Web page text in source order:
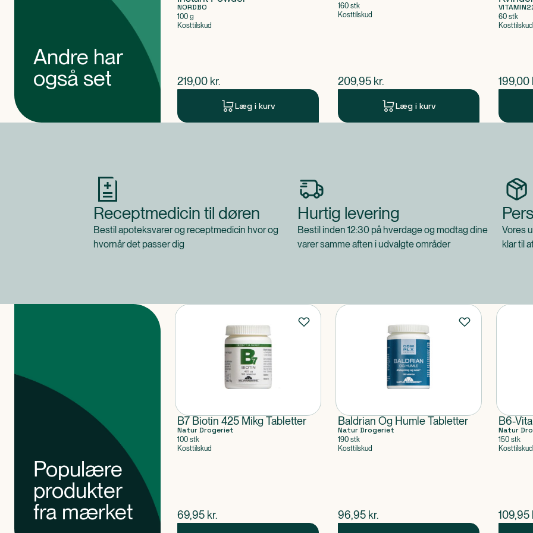
Andre har
også set
NORDBO
100 g
Kosttilskud
$nuværende pris
219,00 kr.
Læg i kurv
160 stk
Kosttilskud
$nuværende pris
209,95 kr.
Læg i kurv
60 stk
Kosttilskud
$
199,00
Receptmedicin til døren
Bestil apoteksvarer og receptmedicin hvor og
hvornår det passer dig
Hurtig levering
Bestil inden 12:30 på hverdage og modtag dine
varer samme aften i udvalgte områder
Vores
klar til
Populære
produkter
fra mærket
B7 Biotin 425 Mikg Tabletter
Natur Drogeriet
100 stk
Kosttilskud
$nuværende pris
69,95 kr.
Baldrian Og Humle Tabletter
Natur Drogeriet
190 stk
Kosttilskud
$nuværende pris
96,95 kr.
B6-
Natur
150 stk
Kosttilskud
$
109,95